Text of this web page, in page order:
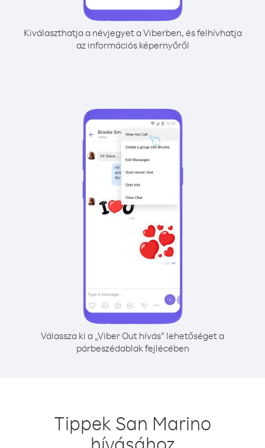
Kiválaszthatja a névjegyet a Viberben, és felhívhatja
az információs képernyőről
Válassza ki a „Viber Out hívás” lehetőséget a
párbeszédablak fejlécében
Tippek San Marino